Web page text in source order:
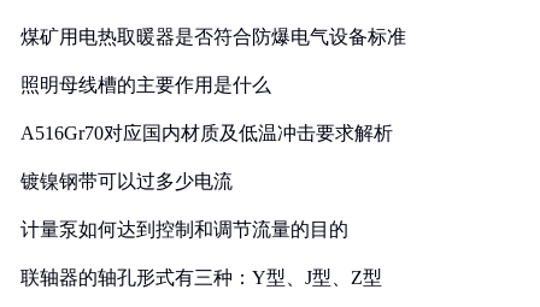
煤矿用电热取暖器是否符合防爆电气设备标准
照明母线槽的主要作用是什么
A516Gr70对应国内材质及低温冲击要求解析
镀镍钢带可以过多少电流
计量泵如何达到控制和调节流量的目的
联轴器的轴孔形式有三种：Y型、J型、Z型